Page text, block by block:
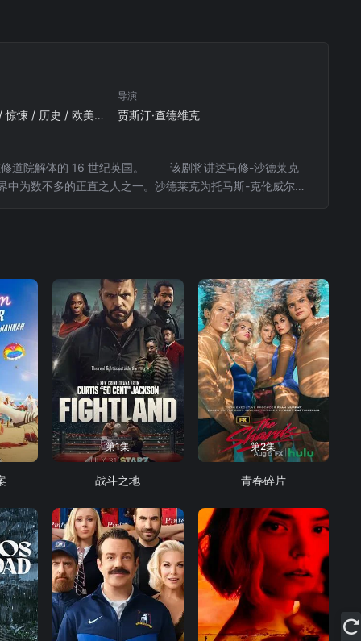
欧美 / 剧情 / 悬疑 / 惊悚 / 历史 / 欧美剧
导演
贾斯汀·查德维克
道院解体的 16 世纪英国。 该剧将讲述马修-沙德莱克
为数不多的正直之人之一。沙德莱克为托马斯-克伦威尔工
第1集
战斗之地
第2集
青春碎片